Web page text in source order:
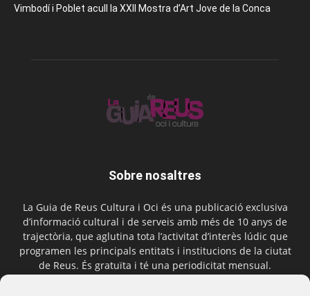
Vimbodí i Poblet acull la XXII Mostra d’Art Jove de la Conca
Sobre nosaltres
La Guia de Reus Cultura i Oci és una publicació exclusiva
d’informació cultural i de serveis amb més de 10 anys de
trajectòria, que aglutina tota l’activitat d’interès lúdic que
programen les principals entitats i institucions de la ciutat
de Reus. És gratuïta i té una periodicitat mensual.